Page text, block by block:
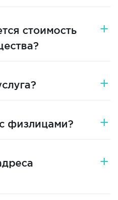
стоимость
физлицами?